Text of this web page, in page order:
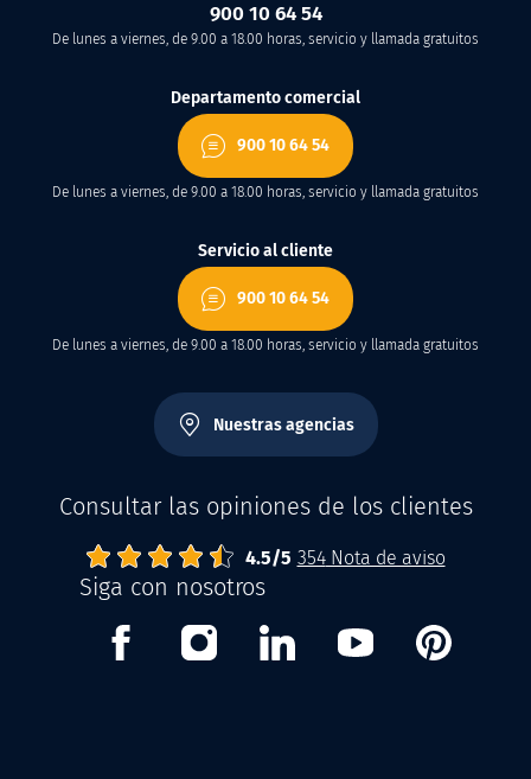
900 10 64 54
De lunes a viernes, de 9.00 a 18.00 horas, servicio y llamada gratuitos
Departamento comercial
900 10 64 54
De lunes a viernes, de 9.00 a 18.00 horas, servicio y llamada gratuitos
Servicio al cliente
900 10 64 54
De lunes a viernes, de 9.00 a 18.00 horas, servicio y llamada gratuitos
Nuestras agencias
Consultar las opiniones de los clientes
Abrisud
Note moyenne :
4.5/5 354Nota de aviso
Siga con nosotros
Facebook Instagram Linkedin Youtube